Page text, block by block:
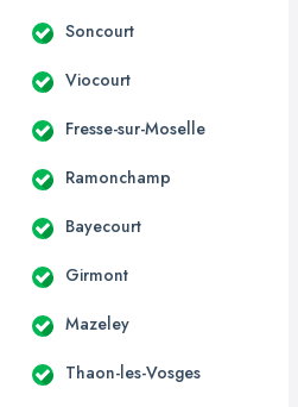
Soncourt
Viocourt
Fresse-sur-Moselle
Ramonchamp
Bayecourt
Girmont
Mazeley
Thaon-les-Vosges